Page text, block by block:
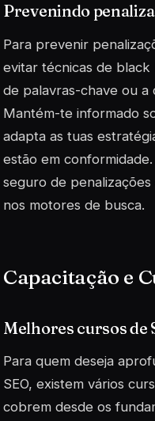
Prevenindo
Para prevenir
evitar técnicas de black
de palavras-chave ou a
Mantém-te informado
adapta as tuas
estão em
seguro de
nos motores de busca.
Capacitação e
Melhores cursos de
Para quem deseja
SEO, existem vários
cobrem desde os